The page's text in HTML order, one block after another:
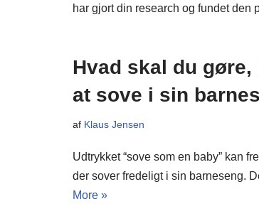
har gjort din research og fundet den
Hvad skal du
at sove i sin
af Klaus Jensen
Udtrykket “sove som en baby” kan
der sover fredeligt i sin barneseng.
More »